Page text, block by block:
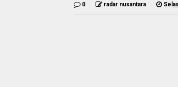
0 radar nusantara